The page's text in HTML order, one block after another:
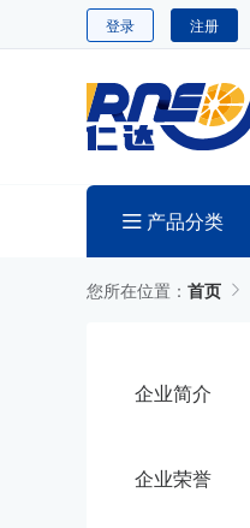
登录 注册
产品分类
您所在位置： 首页
企业简介
企业荣誉